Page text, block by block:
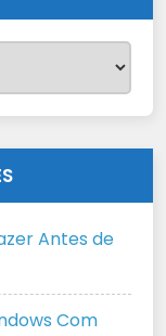
Antes de
Com